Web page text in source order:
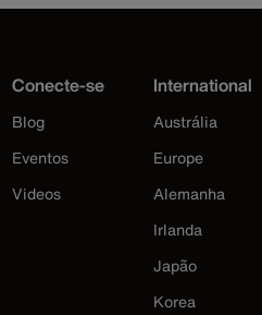
Conecte-se
Blog
Eventos
Videos
International
Austrália
Europe
Alemanha
Irlanda
Japão
Korea